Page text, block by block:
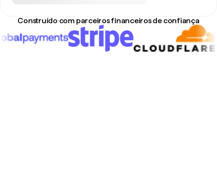
Construído com parceiros financeiros de confiança